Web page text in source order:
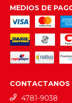
MEDIOS DE
CONTACTANOS
4781-9038